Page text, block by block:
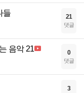
들 21
댓글
음악 21 0
댓글
3